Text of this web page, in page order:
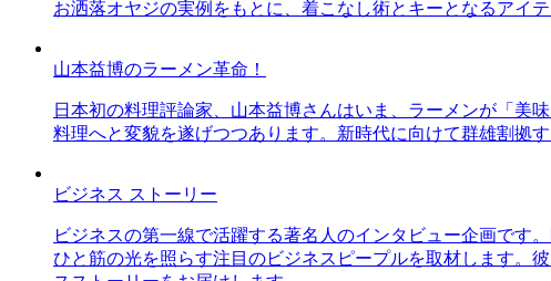
お洒落オヤジの実例をもとに、着こなし術とキーとなるアイ
山本益博のラーメン革命！
日本初の料理評論家、山本益博さんはいま、ラーメンが「美
料理へと変貌を遂げつつあります。新時代に向けて群雄割拠
ビジネス ストーリー
ビジネスの第一線で活躍する著名人のインタビュー企画です
ひと筋の光を照らす注目のビジネスピープルを取材します。